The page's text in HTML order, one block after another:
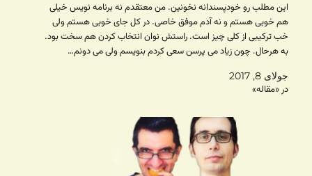
این مطلب رو خودپسندانه نخونین. من معتقدم نه برنامه نویس خیلی
هم خوبی هستم و نه آدم موفق خاصی. در کل جای خوبی هستم ولی
خب ترکیبی از کلی چیز است. راستش نوان انتخاب کردن هم سخت بود.
به هرحال. چون زیاد می پرسن سعی کردم بنویسم ولی می دونم…
جولای 8, 2017
در «مقاله»